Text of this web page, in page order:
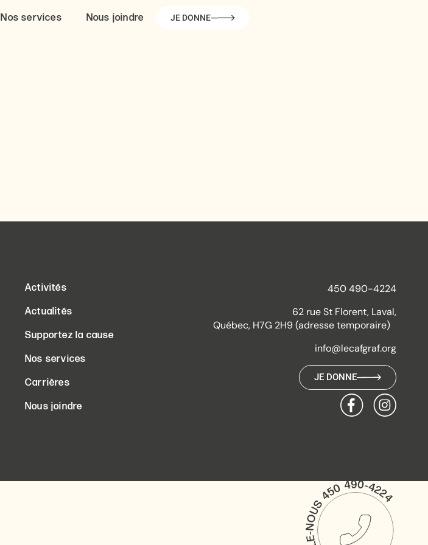
Nos services Nous joindre JE DONNE
Activités
Actualités
Supportez la cause
Nos services
Carrières
Nous joindre
450 490-4224
62 rue St Florent, Laval,
Québec, H7G 2H9 (adresse temporaire)
info@lecafgraf.org
JE DONNE